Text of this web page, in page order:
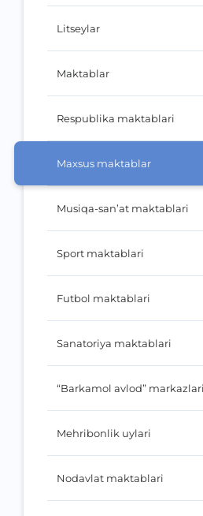
Litseylar
Maktablar
Respublika maktablari
Maxsus maktablar
Musiqa-san’at maktablari
Sport maktablari
Futbol maktablari
Sanatoriya maktablari
“Barkamol avlod” markazlari
Mehribonlik uylari
Nodavlat maktablari